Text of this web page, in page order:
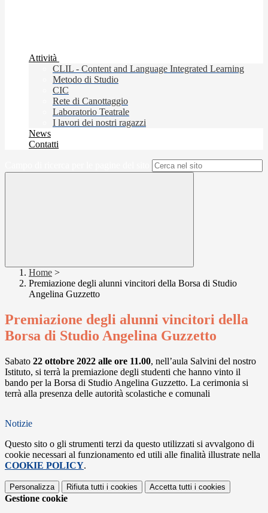
Attività
CLIL - Content and Language Integrated Learning
Metodo di Studio
CIC
Rete di Canottaggio
Laboratorio Teatrale
I lavori dei nostri ragazzi
News
Contatti
Home >
Premiazione degli alunni vincitori della Borsa di Studio
Angelina Guzzetto
Premiazione degli alunni vincitori della
Borsa di Studio Angelina Guzzetto
Sabato 22 ottobre 2022 alle ore 11.00, nell’aula Salvini del nostro
Istituto, si terrà la premiazione degli studenti che hanno vinto il
bando per la Borsa di Studio Angelina Guzzetto. La cerimonia si
terrà alla presenza delle autorità scolastiche e comunali
Notizie
Questo sito o gli strumenti terzi da questo utilizzati si avvalgono di
cookie necessari al funzionamento ed utili alle finalità illustrate nella
COOKIE POLICY.
Personalizza Rifiuta tutti i cookies Accetta tutti i cookies
Gestione cookie